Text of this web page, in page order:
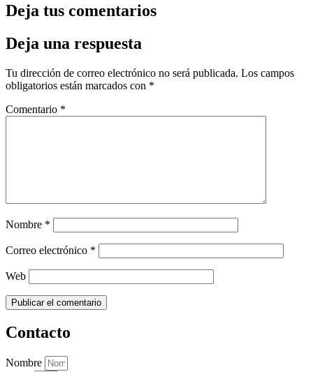
Deja tus comentarios
Deja una respuesta
Tu dirección de correo electrónico no será publicada. Los campos
obligatorios están marcados con *
Comentario *
Nombre *
Correo electrónico *
Web
Contacto
Nombre